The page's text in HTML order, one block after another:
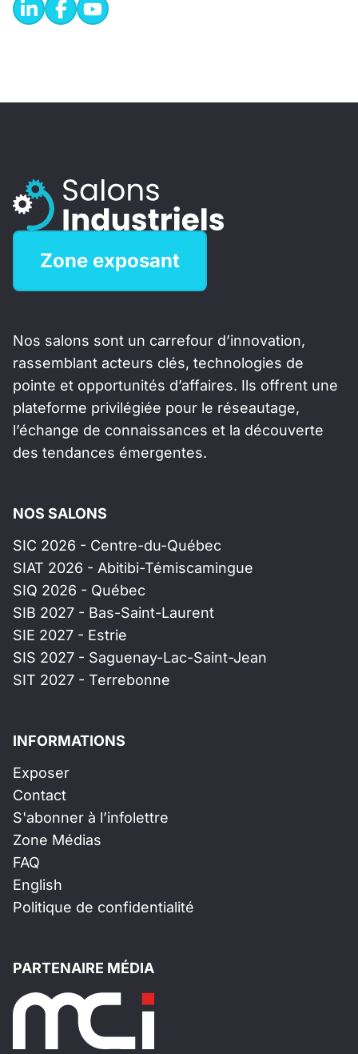
Zone exposant
Nos salons sont un carrefour d’innovation,
rassemblant acteurs clés, technologies de
pointe et opportunités d’affaires. Ils offrent une
plateforme privilégiée pour le réseautage,
l’échange de connaissances et la découverte
des tendances émergentes.
NOS SALONS
SIC 2026 - Centre-du-Québec
SIAT 2026 - Abitibi-Témiscamingue
SIQ 2026 - Québec
SIB 2027 - Bas-Saint-Laurent
SIE 2027 - Estrie
SIS 2027 - Saguenay-Lac-Saint-Jean
SIT 2027 - Terrebonne
INFORMATIONS
Exposer
Contact
S'abonner à l’infolettre
Zone Médias
FAQ
English
Politique de confidentialité
PARTENAIRE MÉDIA